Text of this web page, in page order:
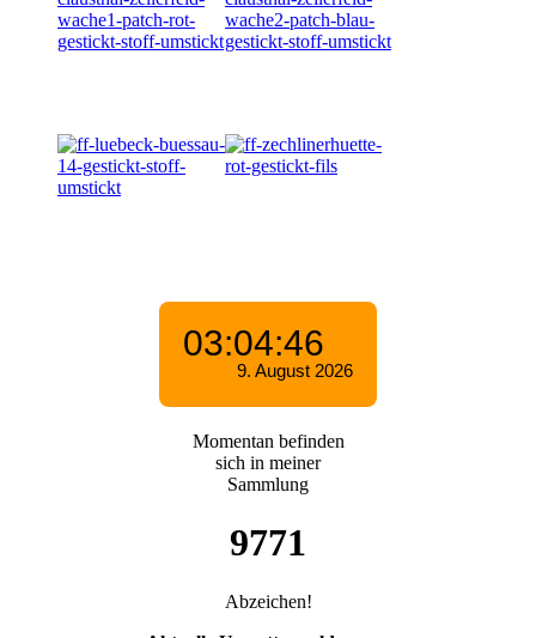
Momentan befinden
sich in meiner
Sammlung
9771
Abzeichen!